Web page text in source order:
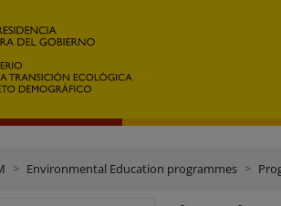
Environmental Education programmes